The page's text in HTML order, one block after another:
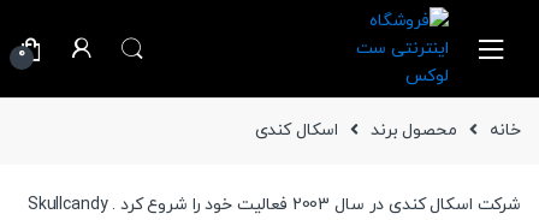
0
خانه محصول برند اسکال کندی
شرکت اسکال کندی در سال 2003 فعالیت خود را شروع کرد . Skullcandy